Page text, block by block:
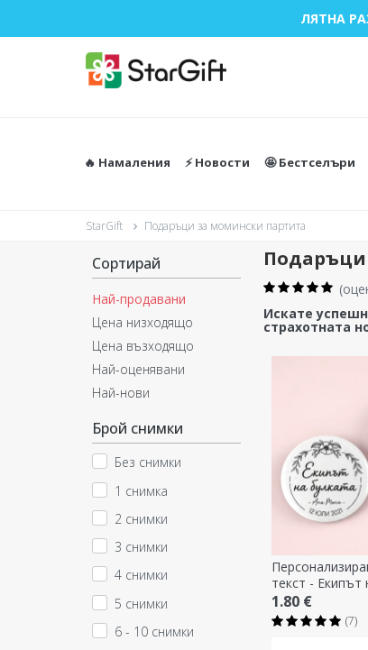
ЛЯТНА
🔥 Намаления ⚡️ Новости 🤩 Бестселъри
StarGift Подаръци за момински партита
Сортирай
Най-продавани
Цена низходящо
Цена възходящо
Най-оценявани
Най-нови
Брой снимки
Без снимки
1 снимка
2 снимки
3 снимки
4 снимки
5 снимки
6 - 10 снимки
(
Искате
страхотната
текст - Екипът
1.80 €
(7)